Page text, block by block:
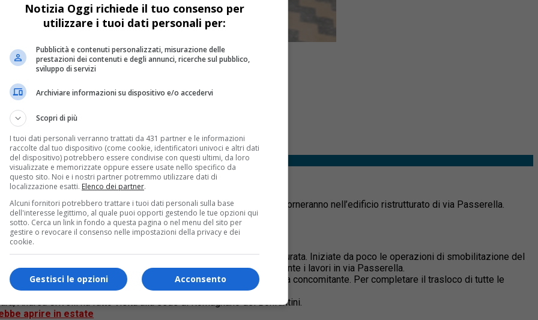
Dopo un anno nelle “casette” provvisorie, da settembre gli allievi torneranno nell’edificio ristrutturato di via Passerella.
rientrare in sede
settembre torneranno nella sede ex Iviglia completamente ristrutturata. Iniziate da poco le operazioni di smobilitazione del
Borsellino, utilizzate per le lezioni lo scorso anno scolastico, durante i lavori in via Passerella.
vere e proprie, tuttavia lo sgombero del piazzale non sarà per forza concomitante. Per completare il trasloco di tutte le
in più.
Andrea Crivelli ha fatto visita alla sede di Romagnano del Bonfantini.
aprire in estate
Notizia Oggi richiede il tuo consenso per
utilizzare i tuoi dati personali per:
Pubblicità e contenuti personalizzati, misurazione delle
prestazioni dei contenuti e degli annunci, ricerche sul pubblico,
sviluppo di servizi
Archiviare informazioni su dispositivo e/o accedervi
Scopri di più
I tuoi dati personali verranno trattati da 431 partner e le informazioni
raccolte dal tuo dispositivo (come cookie, identificatori univoci e altri dati
del dispositivo) potrebbero essere condivise con questi ultimi, da loro
visualizzate e memorizzate oppure essere usate nello specifico da
questo sito. Noi e i nostri partner potremmo utilizzare dati di
localizzazione esatti. Elenco dei partner.
Alcuni fornitori potrebbero trattare i tuoi dati personali sulla base
dell'interesse legittimo, al quale puoi opporti gestendo le tue opzioni qui
sotto. Cerca un link in fondo a questa pagina o nel menu del sito per
gestire o revocare il consenso nelle impostazioni della privacy e dei
cookie.
Acconsento
Gestisci le opzioni